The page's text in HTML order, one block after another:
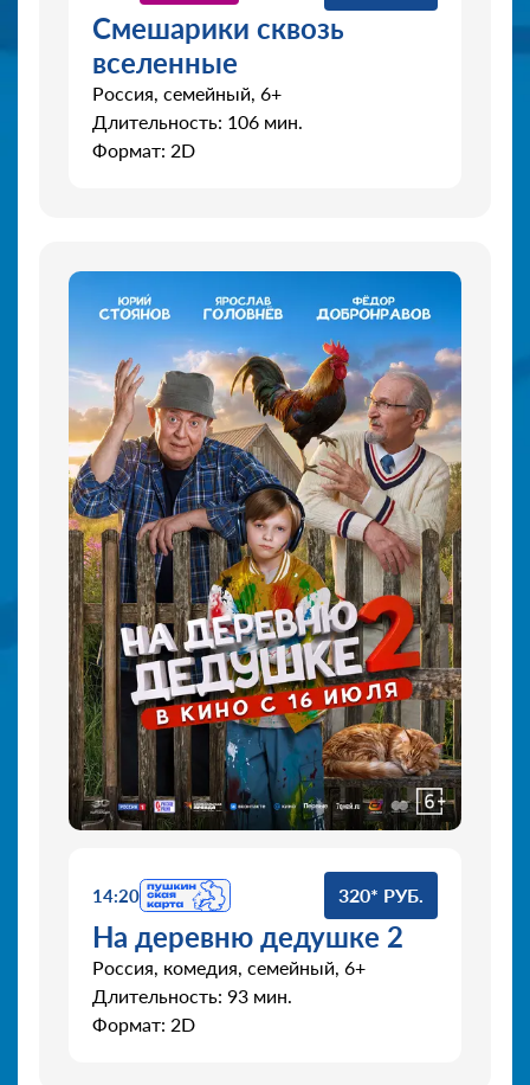
Смешарики сквозь
вселенные
Россия, семейный, 6+
Длительность: 106 мин.
Формат: 2D
14:20 320* РУБ.
На деревню дедушке 2
Россия, комедия, семейный, 6+
Длительность: 93 мин.
Формат: 2D